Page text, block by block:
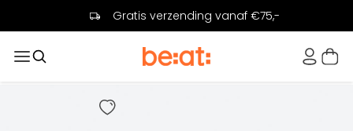
Gratis verzending vanaf €75,-